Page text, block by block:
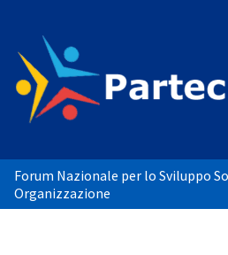
Forum Nazionale per lo Sviluppo
Organizzazione